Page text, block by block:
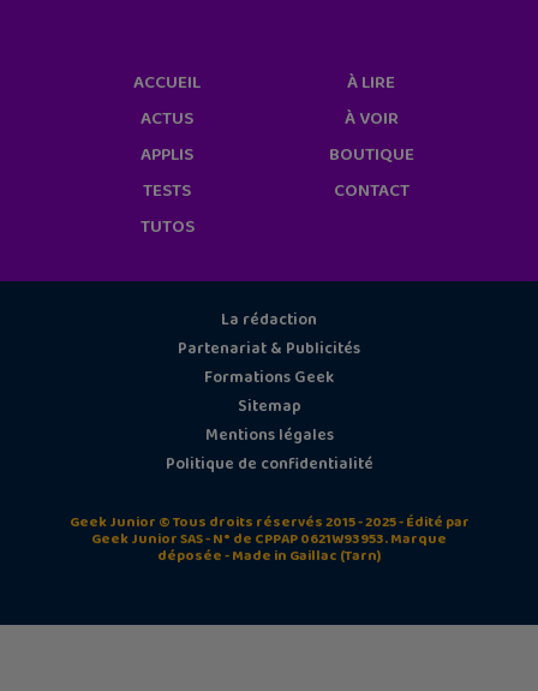
ACCUEIL
ACTUS
APPLIS
TESTS
TUTOS
À LIRE
À VOIR
BOUTIQUE
CONTACT
La rédaction
Partenariat & Publicités
Formations Geek
Sitemap
Mentions légales
Politique de confidentialité
Geek Junior © Tous droits réservés 2015 - 2025 - Édité par
Geek Junior SAS - N° de CPPAP 0621W93953. Marque
déposée - Made in Gaillac (Tarn)